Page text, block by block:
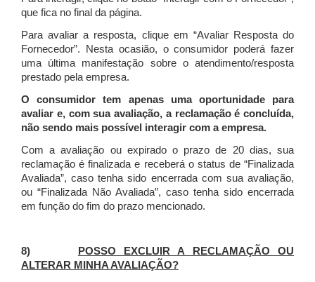
que fica no final da página.
Para avaliar a resposta, clique em “Avaliar Resposta do
Fornecedor”. Nesta ocasião, o consumidor poderá fazer
uma última manifestação sobre o atendimento/resposta
prestado pela empresa.
O consumidor tem apenas uma oportunidade para
avaliar e, com sua avaliação, a reclamação é concluída,
não sendo mais possível interagir com a empresa.
Com a avaliação ou expirado o prazo de 20 dias, sua
reclamação é finalizada e receberá o status de “Finalizada
Avaliada”, caso tenha sido encerrada com sua avaliação,
ou “Finalizada Não Avaliada”, caso tenha sido encerrada
em função do fim do prazo mencionado.
8)
POSSO EXCLUIR A RECLAMAÇÃO OU
ALTERAR MINHA AVALIAÇÃO?